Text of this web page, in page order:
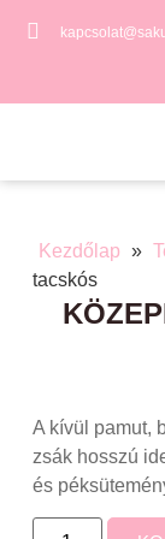
Kezdőlap »
tacskós
A kívül pamut,
zsák hosszú
és